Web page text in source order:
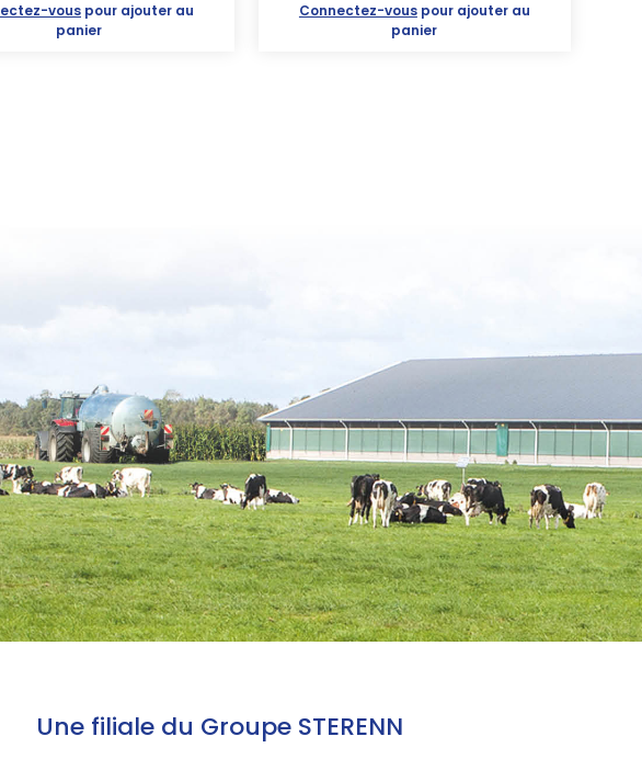
vous pour ajouter au
panier
Connectez-vouspour ajouter au
panier
Une filiale du Groupe STERENN